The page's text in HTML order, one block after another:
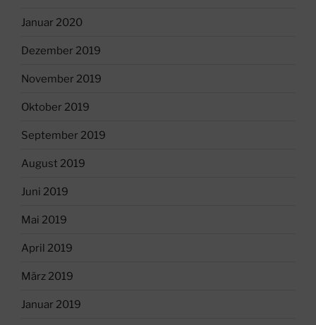
Januar 2020
Dezember 2019
November 2019
Oktober 2019
September 2019
August 2019
Juni 2019
Mai 2019
April 2019
März 2019
Januar 2019